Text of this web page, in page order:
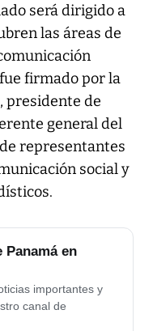
será dirigido a
las áreas de
firmado por la
presidente de
general del
representantes
social y
Panamá en
importantes y
canal de